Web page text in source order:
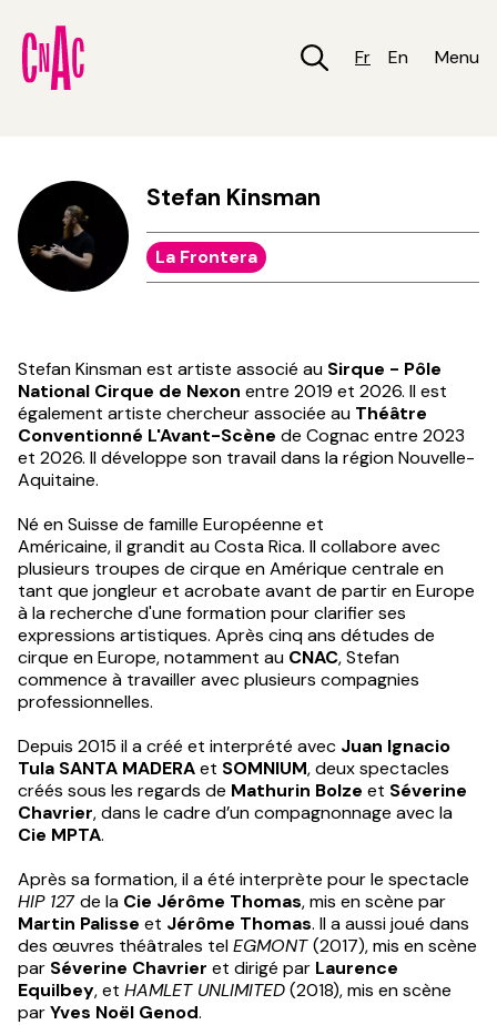
contenu
principal
Fr En Menu
Stefan Kinsman
La Frontera
Stefan Kinsman est artiste associé au Sirque - Pôle
National Cirque de Nexon entre 2019 et 2026. Il est
également artiste chercheur associée au Théâtre
Conventionné L'Avant-Scène de Cognac entre 2023
et 2026. Il développe son travail dans la région Nouvelle-
Aquitaine.
Né en Suisse de famille Européenne et
Américaine, il grandit au Costa Rica. Il collabore avec
plusieurs troupes de cirque en Amérique centrale en
tant que jongleur et acrobate avant de partir en Europe
à la recherche d'une formation pour clarifier ses
expressions artistiques. Après cinq ans détudes de
cirque en Europe, notamment au CNAC, Stefan
commence à travailler avec plusieurs compagnies
professionnelles.
Depuis 2015 il a créé et interprété avec Juan Ignacio
Tula SANTA MADERAet SOMNIUM, deux spectacles
créés sous les regards de Mathurin Bolze et Séverine
Chavrier, dans le cadre d’un compagnonnage avec la
Cie MPTA.
Après sa formation, il a été interprète pour le spectacle
HIP 127de la Cie Jérôme Thomas, mis en scène par
Martin Palisse et Jérôme Thomas. Il a aussi joué dans
des œuvres théâtrales telEGMONT(2017), mis en scène
par Séverine Chavrier et dirigé par Laurence
Equilbey, et HAMLET UNLIMITED(2018), mis en scène
parYves Noël Genod.